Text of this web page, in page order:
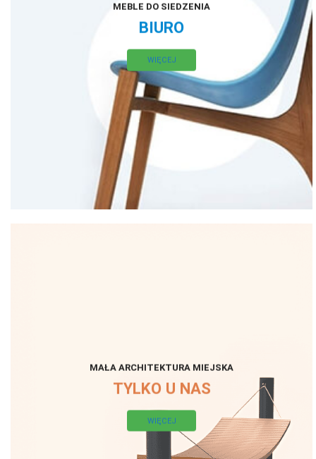
MEBLE DO SIEDZENIA
BIURO
WIĘCEJ
MAŁA ARCHITEKTURA MIEJSKA
TYLKO U NAS
WIĘCEJ